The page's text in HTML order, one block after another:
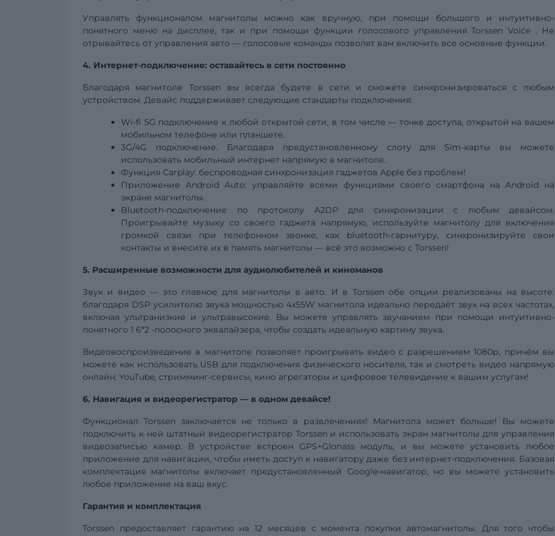
Управлять функционалом магнитолы можно как вручную, при помощи большого и интуитивно-
понятного меню на дисплее, так и при помощи функции голосового управленияTorssen Voice . Не
отрывайтесь от управления авто — голосовые команды позволят вам включить все основные функции.
4. Интернет-подключение: оставайтесь в сети постоянно
Благодаря магнитоле Torssen вы всегда будете в сети и сможете синхронизироваться с любым
устройством. Девайс поддерживает следующие стандарты подключения:
Wi-fi 5G подключение к любой открытой сети, в том числе — точке доступа, открытой на вашем
мобильном телефоне или планшете.
3G/4G подключение. Благодаря предустановленному слоту для Sim-карты вы можете
использовать мобильный интернет напрямую в магнитоле.
Функция Carplay: беспроводная синхронизация гаджетов Apple без проблем!
Приложение Android Auto: управляйте всеми функциями своего смартфона на Android на
экране магнитолы.
Bluetooth-подключение по протоколу A2DP для синхронизации с любым девайсом.
Проигрывайте музыку со своего гаджета напрямую, используйте магнитолу для включения
громкой связи при телефонном звонке, как bluetooth-гарнитуру, синхронизируйте свои
контакты и внесите их в память магнитолы — всё это возможно с Torssen!
5. Расширенные возможности для аудиолюбителей и киноманов
Звук и видео — это главное для магнитолы в авто. И в Torssen обе опции реализованы на высоте:
благодаря DSP усилителю звука мощностью 4х55W магнитола идеально передаёт звук на всех частотах,
включая ультранизкие и ультравысокие. Вы можете управлять звучанием при помощи интуитивно-
понятного 1 6*2 -полосного эквалайзера, чтобы создать идеальную картину звука.
Видеовоспроизведение в магнитоле позволяет проигрывать видео с разрешением 1080р, причём вы
можете как использовать USB для подключения физического носителя, так и смотреть видео напрямую
онлайн: YouTube, стримминг-сервисы, кино агрегаторы и цифровое телевидение к вашим услугам!
6. Навигация и видеорегистратор — в одном девайсе!
Функционал Torssen заключается не только в развлечениях! Магнитола может больше! Вы можете
подключить к ней штатный видеорегистратор Torssen и использовать экран магнитолы для управления
видеозаписью камер. В устройстве встроен GPS+Glonass модуль, и вы можете установить любое
приложение для навигации, чтобы иметь доступ к навигатору даже без интернет-подключения. Базовая
комплектация магнитолы включает предустановленный Google-навигатор, но вы можете установить
любое приложение на ваш вкус.
Гарантия и комплектация
Torssen предоставляет гарантию на 12 месяцев с момента покупки автомагнитолы. Для того чтобы